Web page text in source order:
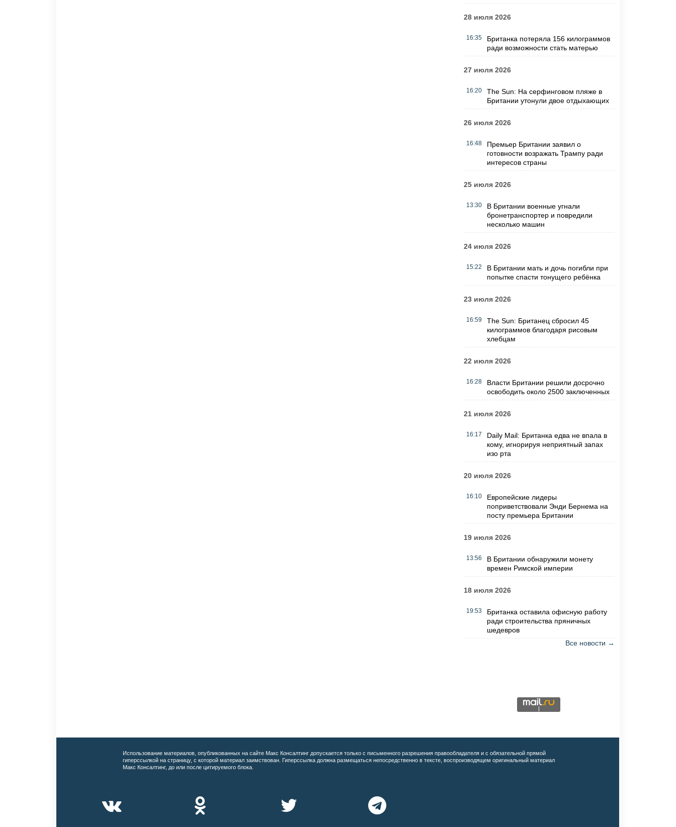
28 июля 2026
16:35
Британка потеряла 156 килограммов
ради возможности стать матерью
27 июля 2026
16:20
The Sun: На серфинговом пляже в
Британии утонули двое отдыхающих
26 июля 2026
16:48
Премьер Британии заявил о
готовности возражать Трампу ради
интересов страны
25 июля 2026
13:30
В Британии военные угнали
бронетранспортер и повредили
несколько машин
24 июля 2026
15:22
В Британии мать и дочь погибли при
попытке спасти тонущего ребёнка
23 июля 2026
16:59
The Sun: Британец сбросил 45
килограммов благодаря рисовым
хлебцам
22 июля 2026
16:28
Власти Британии решили досрочно
освободить около 2500 заключенных
21 июля 2026
16:17
Daily Mail: Британка едва не впала в
кому, игнорируя неприятный запах
изо рта
20 июля 2026
16:10
Европейские лидеры
поприветствовали Энди Бернема на
посту премьера Британии
19 июля 2026
13:56
В Британии обнаружили монету
времен Римской империи
18 июля 2026
19:53
Британка оставила офисную работу
ради строительства пряничных
шедевров
Все новости →
Использование материалов, опубликованных на сайте Макс Консалтинг допускается только с письменного разрешения правообладателя и с обязательной прямой
гиперссылкой на страницу, с которой материал заимствован. Гиперссылка должна размещаться непосредственно в тексте, воспроизводящем оригинальный материал
Макс Консалтинг, до или после цитируемого блока.